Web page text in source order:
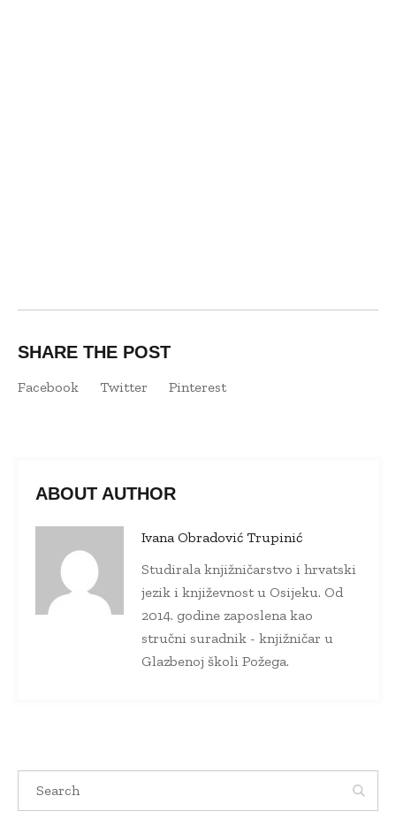
SHARE THE POST
Facebook Twitter Pinterest
ABOUT AUTHOR
Ivana Obradović Trupinić
Studirala knjižničarstvo i hrvatski
jezik i književnost u Osijeku. Od
2014. godine zaposlena kao
stručni suradnik - knjižničar u
Glazbenoj školi Požega.